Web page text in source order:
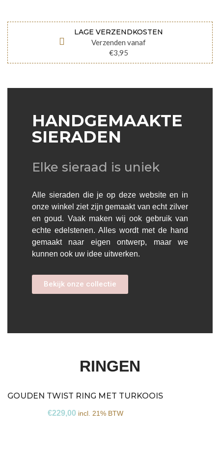
LAGE VERZENDKOSTEN
Verzenden vanaf
€3,95
HANDGEMAAKTE
SIERADEN
Elke sieraad is uniek
Alle sieraden die je op deze website en in
onze winkel ziet zijn gemaakt van echt zilver
en goud. Vaak maken wij ook gebruik van
echte edelstenen. Alles wordt met de hand
gemaakt naar eigen ontwerp, maar we
kunnen ook uw idee uitwerken.
Bekijk onze collectie
RINGEN
GOUDEN TWIST RING MET TURKOOIS
€229,00 incl. 21% BTW